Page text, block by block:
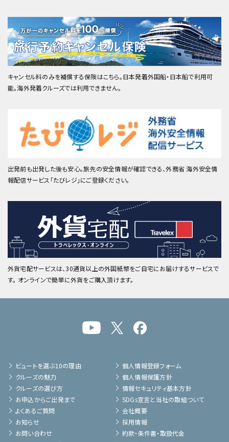
キャンセル料のみを補償する保険はこちら。日本発着外国船・日本船で利用可
能。海外発着クルーズでは利用できません。
出発前も出発した後も安心。旅先の安全情報が確認できる、外務省 海外安全情
報配信サービス「たびレジ」にご登録ください。
外貨宅配サービスは、30通貨以上の外国紙幣をご自宅にお届けするサービスで
す。 オンラインで簡単に外貨をご購入頂けます。
ビュートを選ぶ10の理由
クルーズの魅力
クルーズの選び方
お申込からご出発まで
よくあるご質問
お知らせ
お問い合わせ
個人情報登録フォーム
個人情報保護方針
情報セキュリティ基本方針
SDGs宣言と当社の取組ついて
会社概要
採用情報
約款・条件書・取扱代金